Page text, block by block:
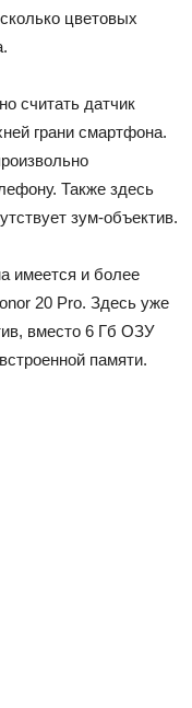
цветовых
считать датчик
грани смартфона.
Также здесь
зум-объектив.
имеется и более
20 Pro. Здесь уже
вместо 6 Гб ОЗУ
памяти.